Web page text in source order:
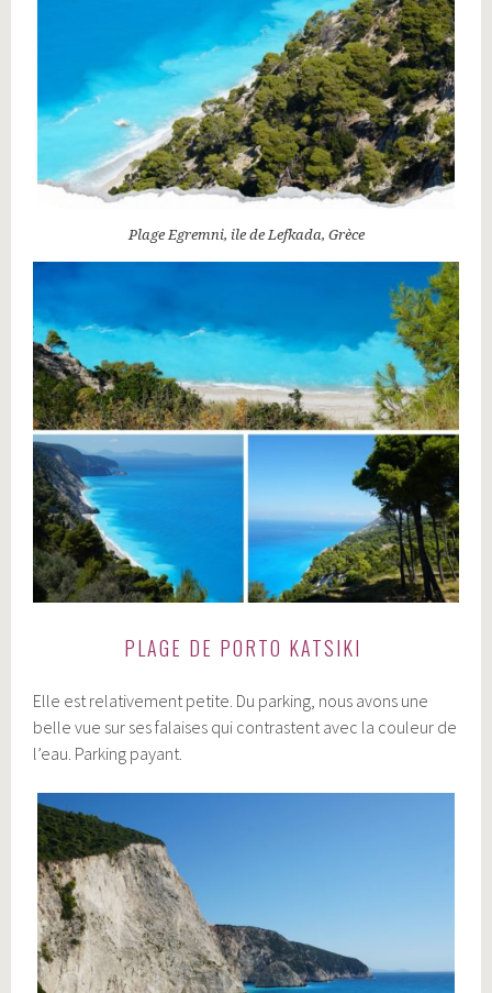
Plage Egremni, ile de Lefkada, Grèce
PLAGE DE PORTO KATSIKI
Elle est relativement petite. Du parking, nous avons une
belle vue sur ses falaises qui contrastent avec la couleur de
l’eau. Parking payant.